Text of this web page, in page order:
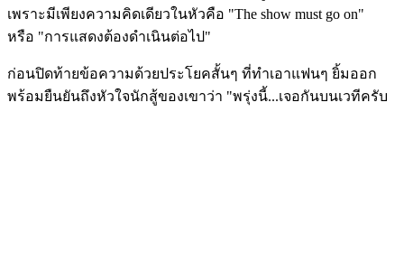
เพราะมีเพียงความคิดเดียวในหัวคือ "The show must go on"
หรือ "การแสดงต้องดำเนินต่อไป"
ก่อนปิดท้ายข้อความด้วยประโยคสั้นๆ ที่ทำเอาแฟนๆ ยิ้มออก
พร้อมยืนยันถึงหัวใจนักสู้ของเขาว่า "พรุ่งนี้...เจอกันบนเวทีครับ